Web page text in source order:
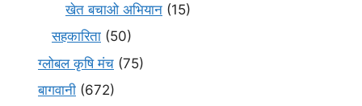
खेत बचाओ अभियान (15)
सहकारिता (50)
ग्लोबल कृषि मंच (75)
बागवानी (672)